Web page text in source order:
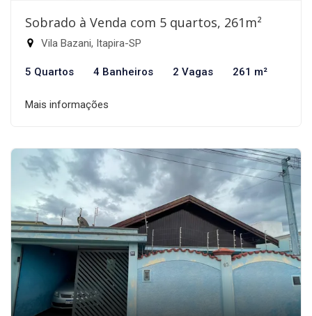
Sobrado à Venda com 5 quartos, 261m²
Vila Bazani, Itapira-SP
5 Quartos 4 Banheiros 2 Vagas 261 m²
Mais informações